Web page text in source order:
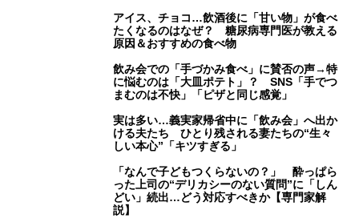
アイス、チョコ…飲酒後に「甘い物」が食べ
たくなるのはなぜ？ 糖尿病専門医が教える
原因＆おすすめの食べ物
飲み会での「手づかみ食べ」に賛否の声→特
に悩むのは「大皿ポテト」？ SNS「手でつ
まむのは不快」「ピザと同じ感覚」
実は多い…義実家帰省中に「飲み会」へ出か
ける夫たち ひとり残される妻たちの“生々
しい本心”「キツすぎる」
「なんで子どもつくらないの？」 酔っぱら
った上司の“デリカシーのない質問”に「しん
どい」続出…どう対応すべきか【専門家解
説】